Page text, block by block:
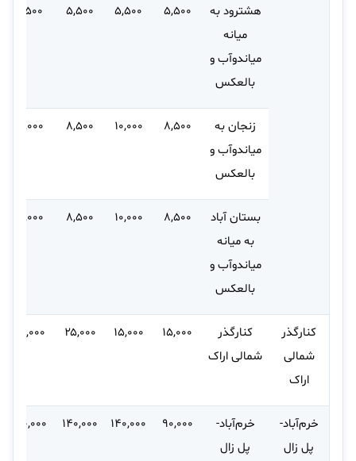
هشترود به
میانه
میاندوآب و
بالعکس
۵,۵۰۰ ۵,۵۰۰ ۵,۵۰۰ ۸,۵۰۰
زنجان به
میاندوآب و
بالعکس
۸,۵۰۰ ۱۰,۰۰۰ ۸,۵۰۰ ۱۲,۰۰۰
بستان آباد
به میانه
میاندوآب و
بالعکس
۸,۵۰۰ ۱۰,۰۰۰ ۸,۵۰۰ ۱۲,۰۰۰
کنارگذر
شمالی
اراک
کنارگذر
شمالی اراک
۱۵,۰۰۰ ۱۵,۰۰۰ ۲۵,۰۰۰ ۳۰,۰۰۰
خرم‌آباد-
پل زال
خرم‌آباد-
پل زال
۹۰,۰۰۰ ۱۴۰,۰۰۰ ۱۴۰,۰۰۰ ۲۰۰,۰۰۰